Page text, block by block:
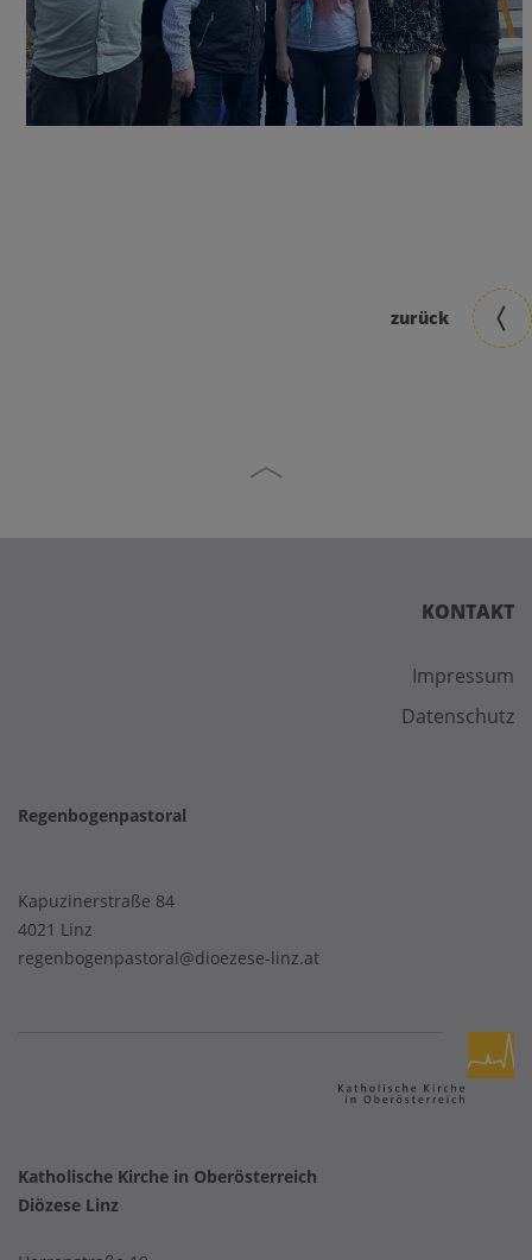
zurück
KONTAKT
Impressum
Datenschutz
Regenbogenpastoral
Kapuzinerstraße 84
4021 Linz
regenbogenpastoral@dioezese-linz.at
Katholische Kirche in Oberösterreich
Diözese Linz